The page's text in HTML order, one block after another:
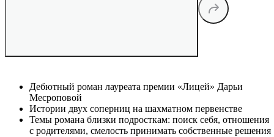
Дебютный роман лауреата премии «Лицей» Дарьи
Месроповой
Истории двух соперниц на шахматном первенстве
Темы романа близки подросткам: поиск себя, отношения
с родителями, смелость принимать собственные решения